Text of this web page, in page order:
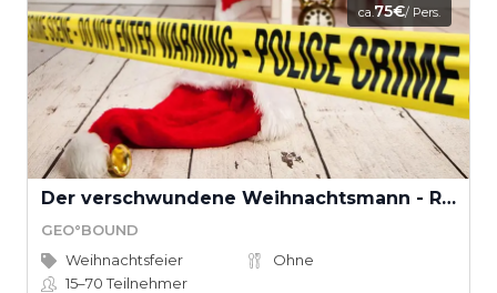
ca.75€/ Pers.
Der verschwundene Weihnachtsmann - Rettet Weihnachten! (Teamevent)
GEO°BOUND
Weihnachtsfeier
Ohne
15–70Teilnehmer